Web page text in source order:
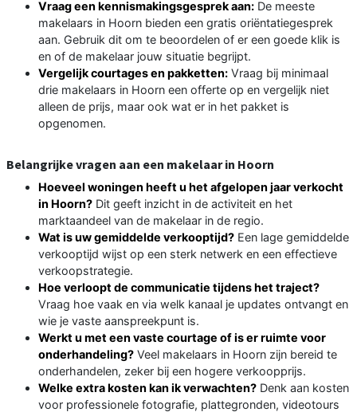
Vraag een kennismakingsgesprek aan: De meeste
makelaars in Hoorn bieden een gratis oriëntatiegesprek
aan. Gebruik dit om te beoordelen of er een goede klik is
en of de makelaar jouw situatie begrijpt.
Vergelijk courtages en pakketten: Vraag bij minimaal
drie makelaars in Hoorn een offerte op en vergelijk niet
alleen de prijs, maar ook wat er in het pakket is
opgenomen.
Belangrijke vragen aan een makelaar in Hoorn
Hoeveel woningen heeft u het afgelopen jaar verkocht
in Hoorn? Dit geeft inzicht in de activiteit en het
marktaandeel van de makelaar in de regio.
Wat is uw gemiddelde verkooptijd? Een lage gemiddelde
verkooptijd wijst op een sterk netwerk en een effectieve
verkoopstrategie.
Hoe verloopt de communicatie tijdens het traject?
Vraag hoe vaak en via welk kanaal je updates ontvangt en
wie je vaste aanspreekpunt is.
Werkt u met een vaste courtage of is er ruimte voor
onderhandeling? Veel makelaars in Hoorn zijn bereid te
onderhandelen, zeker bij een hogere verkoopprijs.
Welke extra kosten kan ik verwachten? Denk aan kosten
voor professionele fotografie, plattegronden, videotours